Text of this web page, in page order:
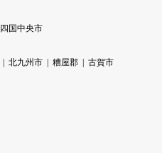
四国中央市
北九州市 糟屋郡
古賀市